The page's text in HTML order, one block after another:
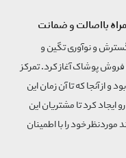
بااصالت و ضمانت
1395 با نام ثبتی گسترش و نوآوری تگین و
در حوزه فروش پوشاک آغاز کرد. تمرکز
و از آنجا که تا آن زمان این
ایجاد کرد تا مشتریان این
مورد‌نظر خود را با اطمینان